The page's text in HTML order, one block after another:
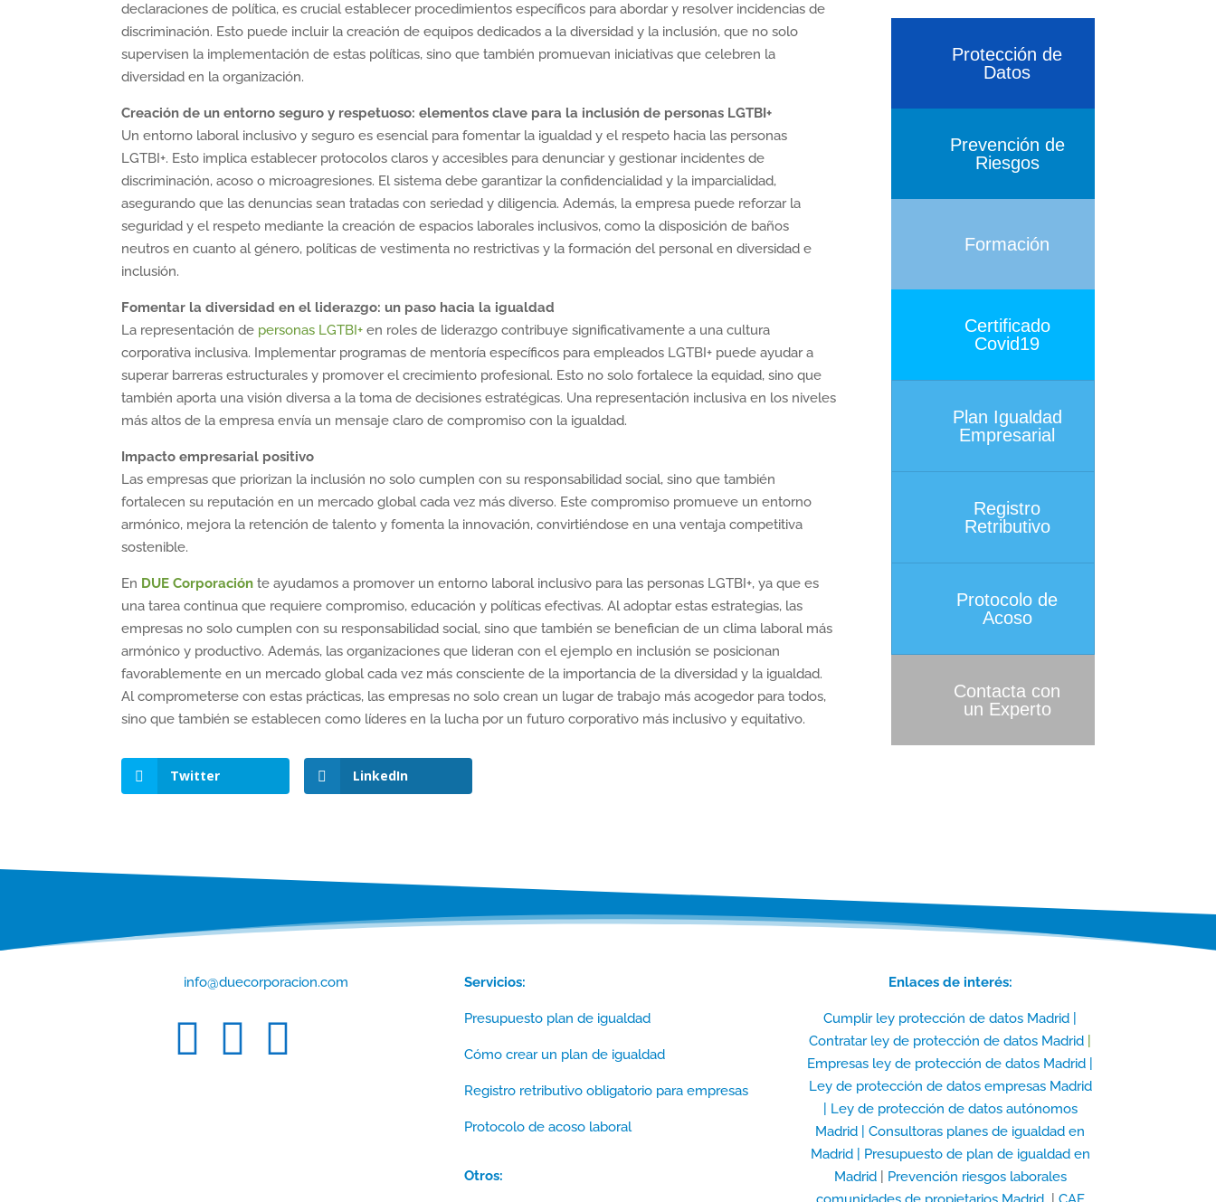
declaraciones de política, es crucial establecer procedimientos específicos para abordar y resolver incidencias de
discriminación. Esto puede incluir la creación de equipos dedicados a la diversidad y la inclusión, que no solo
supervisen la implementación de estas políticas, sino que también promuevan iniciativas que celebren la
diversidad en la organización.
Creación de un entorno seguro y respetuoso: elementos clave para la inclusión de personas LGTBI+
Un entorno laboral inclusivo y seguro es esencial para fomentar la igualdad y el respeto hacia las personas
LGTBI+. Esto implica establecer protocolos claros y accesibles para denunciar y gestionar incidentes de
discriminación, acoso o microagresiones. El sistema debe garantizar la confidencialidad y la imparcialidad,
asegurando que las denuncias sean tratadas con seriedad y diligencia. Además, la empresa puede reforzar la
seguridad y el respeto mediante la creación de espacios laborales inclusivos, como la disposición de baños
neutros en cuanto al género, políticas de vestimenta no restrictivas y la formación del personal en diversidad e
inclusión.
Fomentar la diversidad en el liderazgo: un paso hacia la igualdad
La representación de personas LGTBI+ en roles de liderazgo contribuye significativamente a una cultura
corporativa inclusiva. Implementar programas de mentoría específicos para empleados LGTBI+ puede ayudar a
superar barreras estructurales y promover el crecimiento profesional. Esto no solo fortalece la equidad, sino que
también aporta una visión diversa a la toma de decisiones estratégicas. Una representación inclusiva en los niveles
más altos de la empresa envía un mensaje claro de compromiso con la igualdad.
Impacto empresarial positivo
Las empresas que priorizan la inclusión no solo cumplen con su responsabilidad social, sino que también
fortalecen su reputación en un mercado global cada vez más diverso. Este compromiso promueve un entorno
armónico, mejora la retención de talento y fomenta la innovación, convirtiéndose en una ventaja competitiva
sostenible.
En DUE Corporación te ayudamos a promover un entorno laboral inclusivo para las personas LGTBI+, ya que es
una tarea continua que requiere compromiso, educación y políticas efectivas. Al adoptar estas estrategias, las
empresas no solo cumplen con su responsabilidad social, sino que también se benefician de un clima laboral más
armónico y productivo. Además, las organizaciones que lideran con el ejemplo en inclusión se posicionan
favorablemente en un mercado global cada vez más consciente de la importancia de la diversidad y la igualdad.
Al comprometerse con estas prácticas, las empresas no solo crean un lugar de trabajo más acogedor para todos,
sino que también se establecen como líderes en la lucha por un futuro corporativo más inclusivo y equitativo.
Twitter LinkedIn
Protección de
Datos
Prevención de
Riesgos
Formación
Certificado
Covid19
Plan Igualdad
Empresarial
Registro
Retributivo
Protocolo de
Acoso
Contacta con
un Experto
info@duecorporacion.com
  
Servicios:
Presupuesto plan de igualdad
Cómo crear un plan de igualdad
Registro retributivo obligatorio para empresas
Protocolo de acoso laboral
Otros:
Enlaces de interés:
Cumplir ley protección de datos Madrid |
Contratar ley de protección de datos Madrid
Empresas ley de protección de datos Madrid |
Ley de protección de datos empresas Madrid
Ley de protección de datos autónomos
Madrid |
Consultoras planes de igualdad en
Madrid |
Presupuesto de plan de igualdad en
Madrid| Prevención riesgos laborales